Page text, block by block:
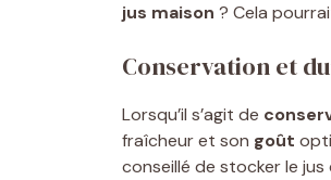
jus maison ? Cela
Conservation et
Lorsqu’il s’agit de
fraîcheur et son goût
conseillé de stocker le jus